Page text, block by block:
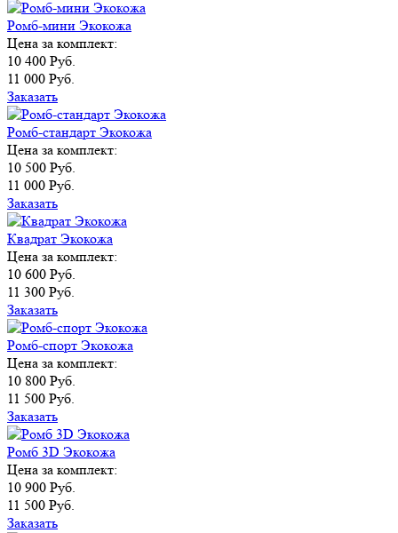
Ромб-мини Экокожа
Цена за комплект:
10 400 Руб.
11 000 Руб.
Заказать
Ромб-стандарт Экокожа
Цена за комплект:
10 500 Руб.
11 000 Руб.
Заказать
Квадрат Экокожа
Цена за комплект:
10 600 Руб.
11 300 Руб.
Заказать
Ромб-спорт Экокожа
Цена за комплект:
10 800 Руб.
11 500 Руб.
Заказать
Ромб 3D Экокожа
Цена за комплект:
10 900 Руб.
11 500 Руб.
Заказать